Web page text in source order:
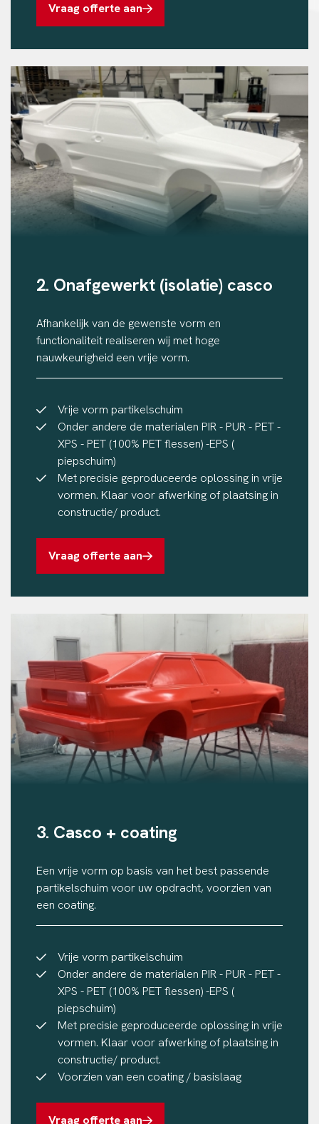
Vraag offerte aan
2. Onafgewerkt (isolatie) casco
Afhankelijk van de gewenste vorm en
functionaliteit realiseren wij met hoge
nauwkeurigheid een vrije vorm.
Vrije vorm partikelschuim
Onder andere de materialen PIR - PUR - PET -
XPS - PET (100% PET flessen) -EPS (
piepschuim)
Met precisie geproduceerde oplossing in vrije
vormen. Klaar voor afwerking of plaatsing in
constructie/ product.
Vraag offerte aan
3. Casco + coating
Een vrije vorm op basis van het best passende
partikelschuim voor uw opdracht, voorzien van
een coating.
Vrije vorm partikelschuim
Onder andere de materialen PIR - PUR - PET -
XPS - PET (100% PET flessen) -EPS (
piepschuim)
Met precisie geproduceerde oplossing in vrije
vormen. Klaar voor afwerking of plaatsing in
constructie/ product.
Voorzien van een coating / basislaag
Vraag offerte aan